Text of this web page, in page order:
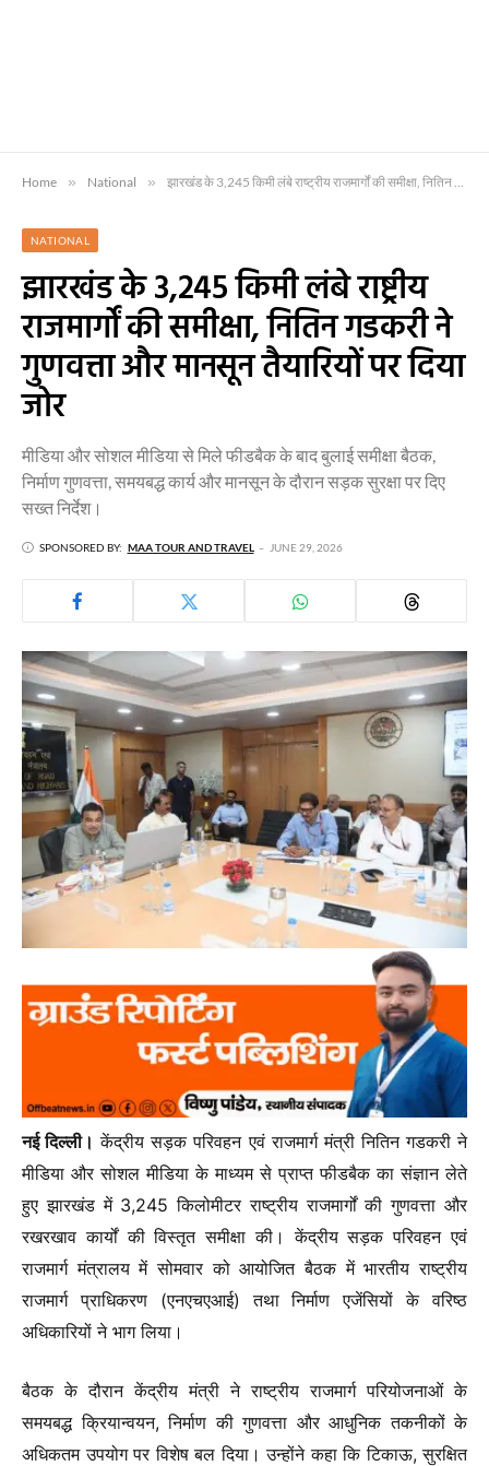
Home » National » झारखंड के 3,245 किमी लंबे राष्ट्रीय राजमार्गों की समीक्षा, नितिन गडकरी ने गुणवत्ता और मानसून तैयारियों पर दिया जोर
NATIONAL
झारखंड के 3,245 किमी लंबे राष्ट्रीय
राजमार्गों की समीक्षा, नितिन गडकरी ने
गुणवत्ता और मानसून तैयारियों पर दिया
जोर
मीडिया और सोशल मीडिया से मिले फीडबैक के बाद बुलाई समीक्षा बैठक,
निर्माण गुणवत्ता, समयबद्ध कार्य और मानसून के दौरान सड़क सुरक्षा पर दिए
सख्त निर्देश।
SPONSORED BY: MAA TOUR AND TRAVEL JUNE 29, 2026
नई दिल्ली। केंद्रीय सड़क परिवहन एवं राजमार्ग मंत्री नितिन गडकरी ने
मीडिया और सोशल मीडिया के माध्यम से प्राप्त फीडबैक का संज्ञान लेते
हुए झारखंड में 3,245 किलोमीटर राष्ट्रीय राजमार्गों की गुणवत्ता और
रखरखाव कार्यों की विस्तृत समीक्षा की। केंद्रीय सड़क परिवहन एवं
राजमार्ग मंत्रालय में सोमवार को आयोजित बैठक में भारतीय राष्ट्रीय
राजमार्ग प्राधिकरण (एनएचएआई) तथा निर्माण एजेंसियों के वरिष्ठ
अधिकारियों ने भाग लिया।
बैठक के दौरान केंद्रीय मंत्री ने राष्ट्रीय राजमार्ग परियोजनाओं के
समयबद्ध क्रियान्वयन, निर्माण की गुणवत्ता और आधुनिक तकनीकों के
अधिकतम उपयोग पर विशेष बल दिया। उन्होंने कहा कि टिकाऊ, सुरक्षित